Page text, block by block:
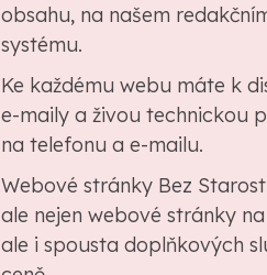
obsahu, na našem
systému.
Ke každému webu máte k
e-maily a živou technickou
na telefonu a e-mailu.
Webové stránky Bez
ale nejen webové stránky
ale i spousta doplňkových